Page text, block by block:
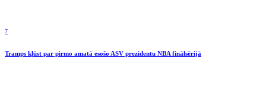
7
Tramps kļūst par pirmo amatā esošo ASV prezidentu NBA finālsērijā